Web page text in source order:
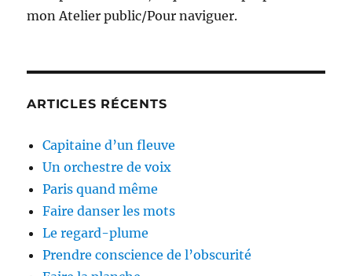
mon Atelier public/Pour naviguer.
ARTICLES RÉCENTS
Capitaine d’un fleuve
Un orchestre de voix
Paris quand même
Faire danser les mots
Le regard-plume
Prendre conscience de l’obscurité